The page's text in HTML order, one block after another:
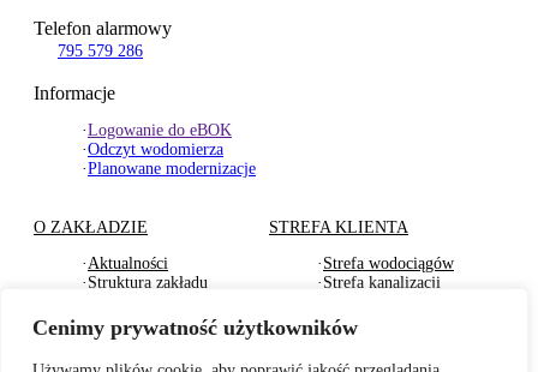
Cenimy prywatność użytkowników
Telefon alarmowy
795 579 286
Informacje
·Logowanie do eBOK
·Odczyt wodomierza
·Planowane modernizacje
O ZAKŁADZIE
· Aktualności
· Struktura zakładu
·Oferty pracy
STREFA KLIENTA
· Strefa wodociągów
· Strefa kanalizacji
komunalnych
·Strefa odbioru odpadów